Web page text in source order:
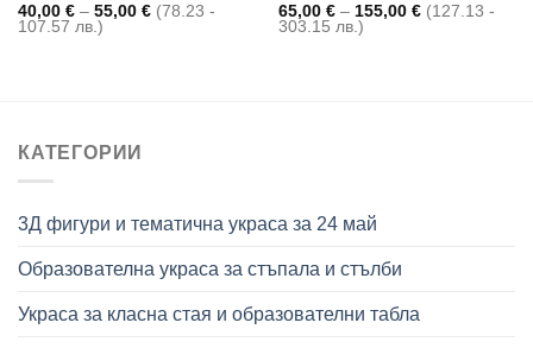
40,00 € – 55,00 €Price
range:
(78.23 -
107.57 лв.)
65,00 € – 155,00 €Price
range:
(127.13 -
303.15 лв.)
КАТЕГОРИИ
3Д фигури и тематична украса за 24 май
Образователна украса за стъпала и стълби
Украса за класна стая и образователни табла